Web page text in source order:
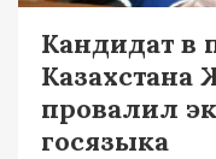
Кандидат в
провалил
госязыка